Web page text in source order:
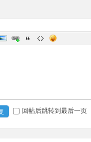
回帖后跳转到最后一页